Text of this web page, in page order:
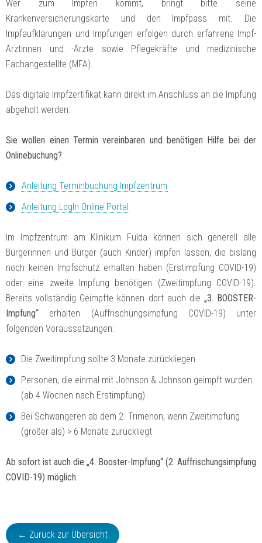
Wer zum Impfen kommt, bringt bitte seine
Krankenversicherungskarte und den Impfpass mit. Die
Impfaufklärungen und Impfungen erfolgen durch erfahrene Impf-
Ärztinnen und -Ärzte sowie Pflegekräfte und medizinische
Fachangestellte (MFA).
Das digitale Impfzertifikat kann direkt im Anschluss an die Impfung
abgeholt werden.
Sie wollen einen Termin vereinbaren und benötigen Hilfe bei der
Onlinebuchung?
Anleitung Terminbuchung Impfzentrum
Anleitung LogIn Online Portal
Im Impfzentrum am Klinikum Fulda können sich generell alle
Bürgerinnen und Bürger (auch Kinder) impfen lassen, die bislang
noch keinen Impfschutz erhalten haben (Erstimpfung COVID-19)
oder eine zweite Impfung benötigen (Zweitimpfung COVID-19).
Bereits vollständig Geimpfte können dort auch die „3. BOOSTER-
Impfung“ erhalten (Auffrischungsimpfung COVID-19) unter
folgenden Voraussetzungen:
Die Zweitimpfung sollte 3 Monate zurückliegen
Personen, die einmal mit Johnson & Johnson geimpft wurden
(ab 4 Wochen nach Erstimpfung)
Bei Schwangeren ab dem 2. Trimenon, wenn Zweitimpfung
(größer als) > 6 Monate zurückliegt
Ab sofort ist auch die „4. Booster-Impfung“ (2. Auffrischungsimpfung
COVID-19) möglich.
← Zurück zur Übersicht